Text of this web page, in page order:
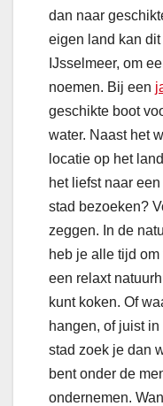
dan naar
eigen land kan
IJsselmeer, om
noemen. Bij een
geschikte boot
water. Naast het
locatie op het
het liefst naar
stad bezoeken?
zeggen. In de
heb je alle tijd
een relaxt
kunt koken. Of
hangen, of juist
stad zoek je dan
bent onder de
ondernemen.